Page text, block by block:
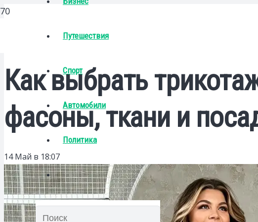
Путешествия
Спорт
Автомобили
Политика
Как выбрать
фасоны, ткани и
14 Май в 18:07